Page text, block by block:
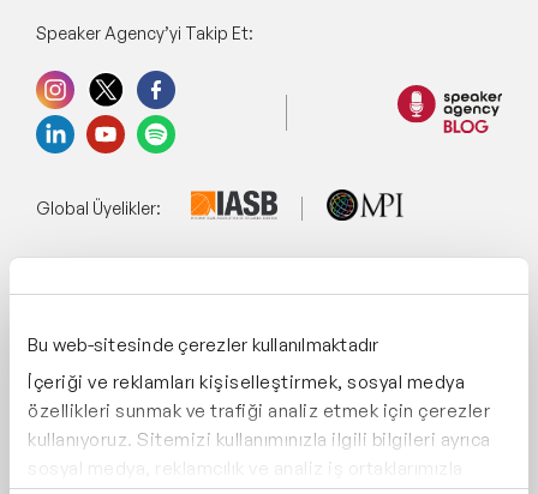
Bu web-sitesinde çerezler kullanılmaktadır
İçeriği ve reklamları kişiselleştirmek, sosyal medya
özellikleri sunmak ve trafiği analiz etmek için çerezler
kullanıyoruz. Sitemizi kullanımınızla ilgili bilgileri ayrıca
sosyal medya, reklamcılık ve analiz iş ortaklarımızla
Speaker Agency’yi Takip Et:
Global Üyelikler:
Destekliyoruz: